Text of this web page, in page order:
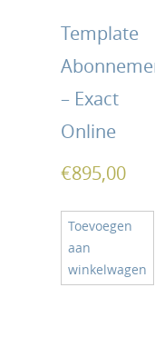
Template
– Exact
Online
€895,00
Toevoegen
aan
winkelwagen